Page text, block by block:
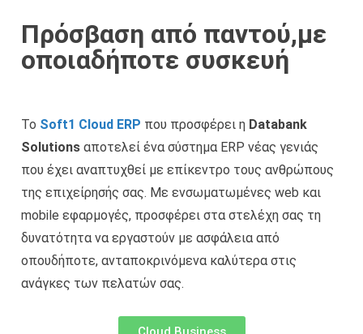
Πρόσβαση από παντού,με
οποιαδήποτε συσκευή
Το Soft1 Cloud ERP που προσφέρει η Databank
Solutions αποτελεί ένα σύστημα ERP νέας γενιάς
που έχει αναπτυχθεί με επίκεντρο τους ανθρώπους
της επιχείρησής σας. Με ενσωματωμένες web και
mobile εφαρμογές, προσφέρει στα στελέχη σας τη
δυνατότητα να εργαστούν με ασφάλεια από
οπουδήποτε, ανταποκρινόμενα καλύτερα στις
ανάγκες των πελατών σας.